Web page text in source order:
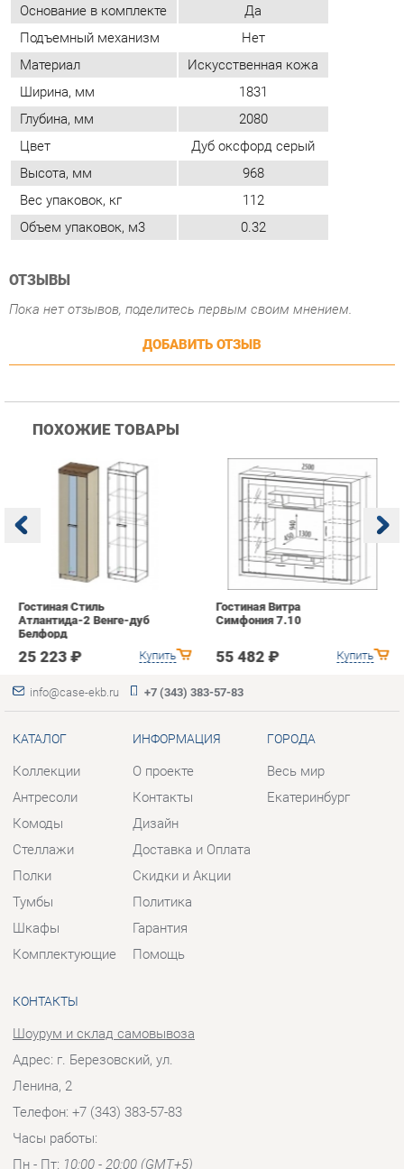
Цвет
Дуб оксфорд серый
Высота, мм
968
Вес упаковок, кг
112
Объем упаковок, м3 0.32
ОТЗЫВЫ
Пока нет отзывов, поделитесь первым своим мнением.
ДОБАВИТЬ ОТЗЫВ
ПОХОЖИЕ ТОВАРЫ
Купить
Атлантида-2 Венге-дуб
Белфорд
Купить
Симфония 7.10
55 482 ₽
КАТАЛОГ
Коллекции
Антресоли
Комоды
Стеллажи
Полки
Тумбы
ИНФОРМАЦИЯ
Дизайн
Доставка и Оплата
Скидки и Акции
Политика
ГОРОДА
Весь мир
КОНТАКТЫ
Шоурум и склад самовывоза
Адрес: г. Березовский, ул.
Ленина, 2
Телефон: +7 (343) 383-57-83
Часы работы:
© 2009-2026 Корпусная мебель Екатеринбург